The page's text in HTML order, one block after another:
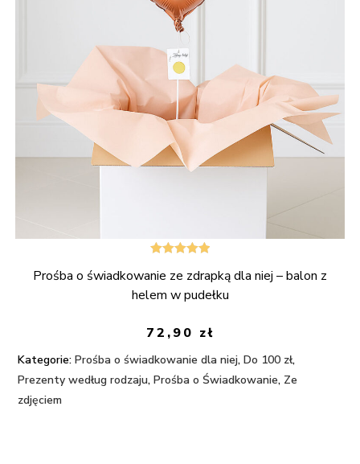
5.00na 5
Prośba o świadkowanie ze zdrapką dla niej – balon z
helem w pudełku
72,90 zł
Kategorie: Prośba o świadkowanie dla niej,Do 100 zł,
Prezenty według rodzaju,Prośba o Świadkowanie, Ze
zdjęciem